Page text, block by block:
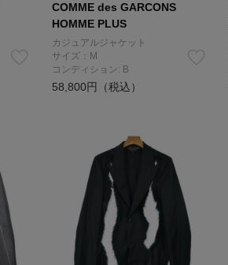
COMME des GARCONS
HOMME PLUS
カジュアルジャケット
サイズ：M
コンディション: B
58,800円（税込）